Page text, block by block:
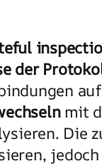
der
mit